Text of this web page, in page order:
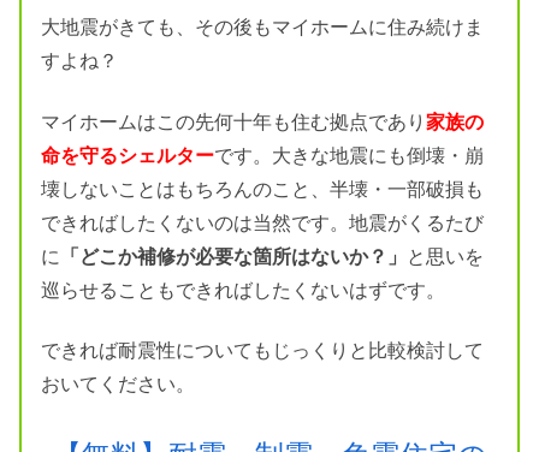
大地震がきても、その後もマイホームに住み続けま
すよね？
マイホームはこの先何十年も住む拠点であり 家族の
命を守るシェルターです。大きな地震にも倒壊・崩
壊しないことはもちろんのこと、半壊・一部破損も
できればしたくないのは当然です。地震がくるたび
に
「どこか補修が必要な箇所はないか？」
と思いを
巡らせることもできればしたくないはずです。
できれば耐震性についてもじっくりと比較検討して
おいてください。